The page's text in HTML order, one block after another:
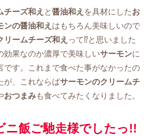
チーズ和え と醤油和え を具材にしたお
ンの醤油和え はもちろん美味しいので
リームチーズ和え って⁉と思いました
効果なのか濃厚で美味しいサーモンに
です。これまで食べた事がなかったの
が、これならばサーモンのクリームチ
おつまみも食べてみたくなりました。
ニ飯ご馳走様でしたっ!!